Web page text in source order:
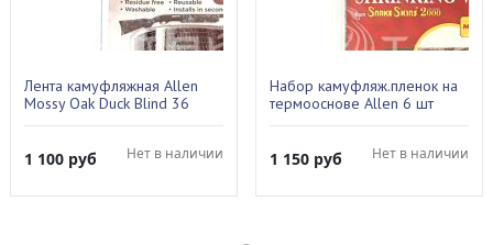
Лента камуфляжная Allen
Mossy Oak Duck Blind 36
1 100 руб Нет в наличии
Набор камуфляж.пленок на
термооснове Allen 6 шт
1 150 руб Нет в наличии